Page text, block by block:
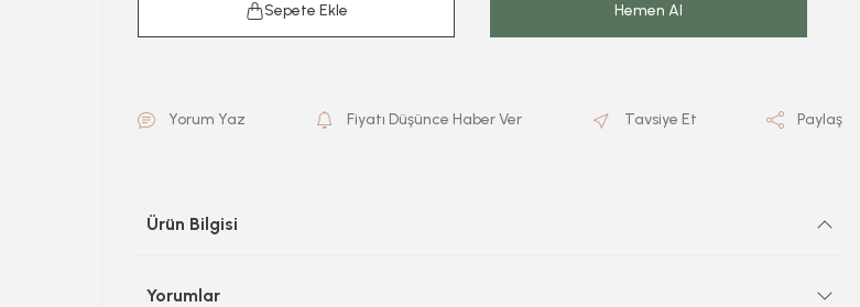
Sepete Ekle Hemen Al
Yorum Yaz Fiyatı Düşünce Haber Ver Tavsiye Et Paylaş
Ürün Bilgisi
Yorumlar